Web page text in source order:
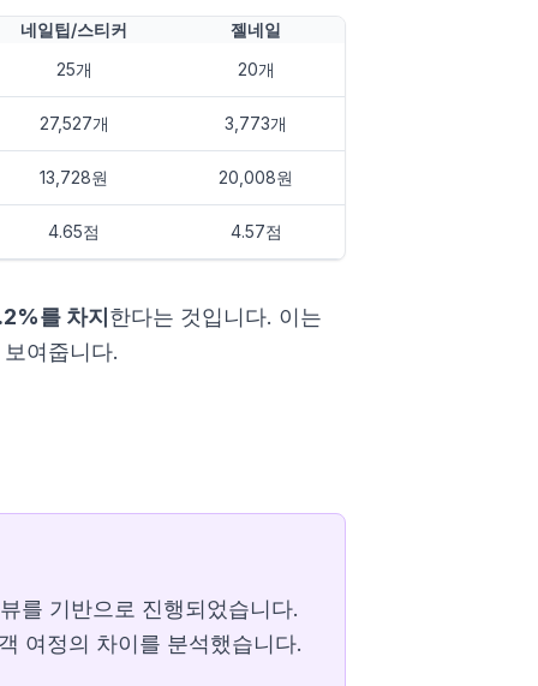
네일팁/스티커
젤네일
25개
20개
27,527개 3,773개
13,728원 20,008원
4.65점 4.57점
를 차지 한다는 것입니다. 이는
여줍니다.
를 기반으로 진행되었습니다.
여정의 차이를 분석했습니다.